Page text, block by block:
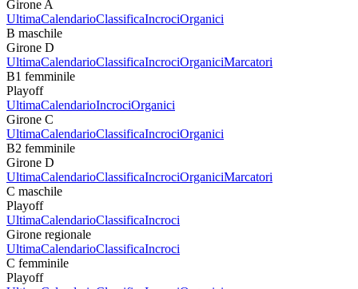
Girone A
UltimaCalendarioClassificaIncrociOrganici
B maschile
Girone D
UltimaCalendarioClassificaIncrociOrganiciMarcatori
B1 femminile
Playoff
UltimaCalendarioIncrociOrganici
Girone C
UltimaCalendarioClassificaIncrociOrganici
B2 femminile
Girone D
UltimaCalendarioClassificaIncrociOrganiciMarcatori
C maschile
Playoff
UltimaCalendarioClassificaIncroci
Girone regionale
UltimaCalendarioClassificaIncroci
C femminile
Playoff